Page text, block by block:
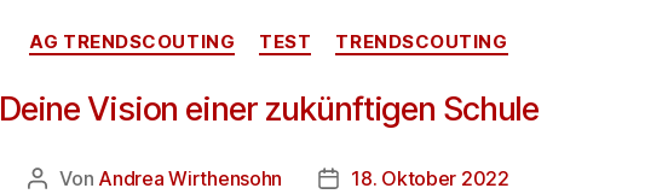
AG TRENDSCOUTING TEST TRENDSCOUTING
Deine Vision einer zukünftigen Schule
Von Andrea Wirthensohn
18. Oktober 2022